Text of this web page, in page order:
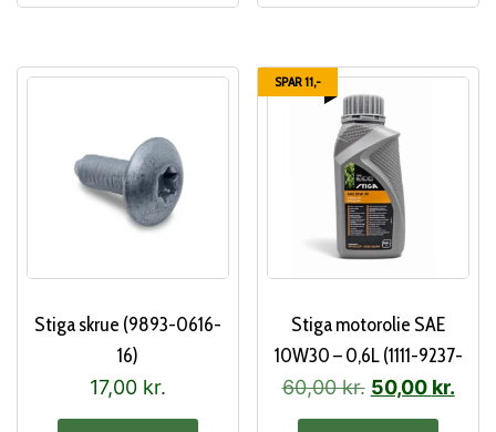
Stiga skrue (9893-0616-
16)
17,00 kr.
SPAR 11,-
Stiga motorolie SAE
10W30 – 0,6L (1111-9237-
01)
60,00kr. Den
oprindelige
50,00 kr.Den